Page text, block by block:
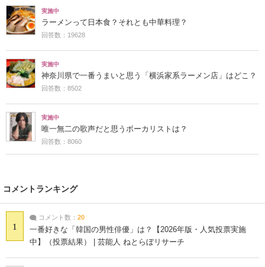
実施中
ラーメンって日本食？それとも中華料理？
回答数：19628
実施中
神奈川県で一番うまいと思う「横浜家系ラーメン店」はどこ？
回答数：8502
実施中
唯一無二の歌声だと思うボーカリストは？
回答数：8060
コメントランキング
1
コメント数： 20
一番好きな「韓国の男性俳優」は？【2026年版・人気投票実施
中】（投票結果） | 芸能人 ねとらぼリサーチ